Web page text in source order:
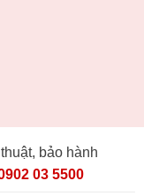
bảo hành
03 5500